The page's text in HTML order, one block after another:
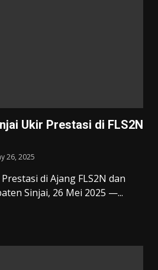
Ukir Prestasi di FLS2N
26, 2025
di Ajang FLS2N dan
Sinjai, 26 Mei 2025 —...